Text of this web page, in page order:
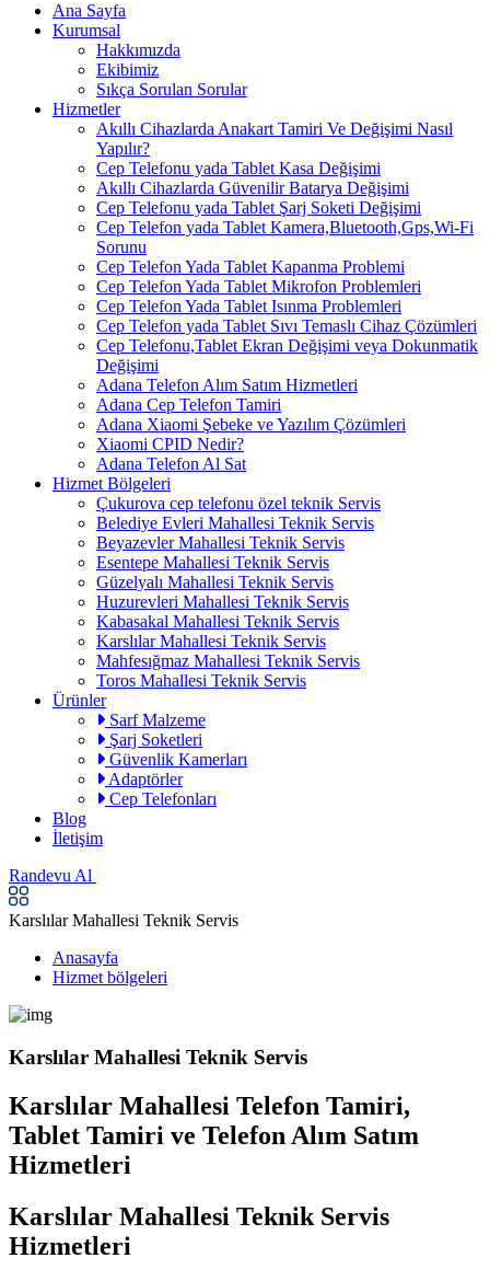
Ana Sayfa
Kurumsal
Hakkımızda
Ekibimiz
Sıkça Sorulan Sorular
Hizmetler
Akıllı Cihazlarda Anakart Tamiri Ve Değişimi Nasıl
Yapılır?
Cep Telefonu yada Tablet Kasa Değişimi
Akıllı Cihazlarda Güvenilir Batarya Değişimi
Cep Telefonu yada Tablet Şarj Soketi Değişimi
Cep Telefon yada Tablet Kamera,Bluetooth,Gps,Wi-Fi
Sorunu
Cep Telefon Yada Tablet Kapanma Problemi
Cep Telefon Yada Tablet Mikrofon Problemleri
Cep Telefon Yada Tablet Isınma Problemleri
Cep Telefon yada Tablet Sıvı Temaslı Cihaz Çözümleri
Cep Telefonu,Tablet Ekran Değişimi veya Dokunmatik
Değişimi
Adana Telefon Alım Satım Hizmetleri
Adana Cep Telefon Tamiri
Adana Xiaomi Şebeke ve Yazılım Çözümleri
Xiaomi CPID Nedir?
Adana Telefon Al Sat
Hizmet Bölgeleri
Çukurova cep telefonu özel teknik Servis
Belediye Evleri Mahallesi Teknik Servis
Beyazevler Mahallesi Teknik Servis
Esentepe Mahallesi Teknik Servis
Güzelyalı Mahallesi Teknik Servis
Huzurevleri Mahallesi Teknik Servis
Kabasakal Mahallesi Teknik Servis
Karslılar Mahallesi Teknik Servis
Mahfesığmaz Mahallesi Teknik Servis
Toros Mahallesi Teknik Servis
Ürünler
Sarf Malzeme
Şarj Soketleri
Güvenlik Kamerları
Adaptörler
Cep Telefonları
Blog
İletişim
Randevu Al
Karslılar Mahallesi Teknik Servis
Anasayfa
Hizmet bölgeleri
Karslılar Mahallesi Teknik Servis
Karslılar Mahallesi Telefon Tamiri,
Tablet Tamiri ve Telefon Alım Satım
Hizmetleri
Karslılar Mahallesi Teknik Servis
Hizmetleri